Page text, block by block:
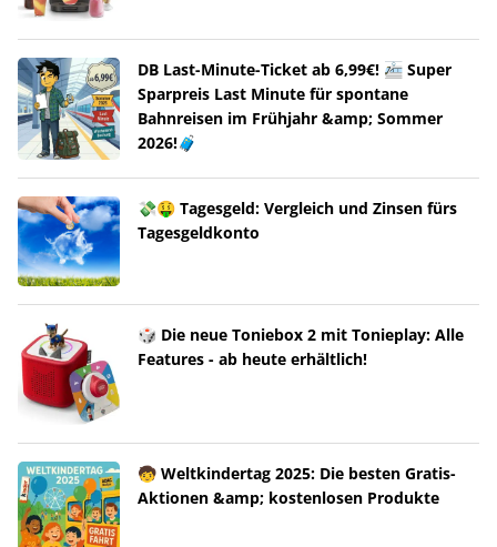
DB Last-Minute-Ticket ab 6,99€! 🚈 Super
Sparpreis Last Minute für spontane
Bahnreisen im Frühjahr &amp; Sommer
2026!🧳
💸🤑 Tagesgeld: Vergleich und Zinsen fürs
Tagesgeldkonto
🎲 Die neue Toniebox 2 mit Tonieplay: Alle
Features - ab heute erhältlich!
🧒 Weltkindertag 2025: Die besten Gratis-
Aktionen &amp; kostenlosen Produkte